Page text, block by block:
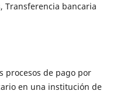
Transferencia bancaria
procesos de pago por
en una institución de